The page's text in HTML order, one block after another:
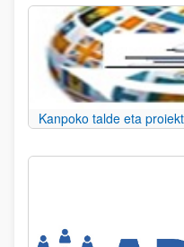
Kanpoko talde eta